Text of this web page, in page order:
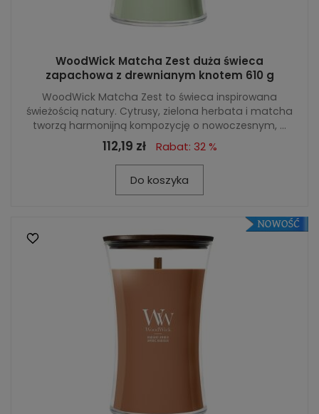
WoodWick Matcha Zest duża świeca
zapachowa z drewnianym knotem 610 g
WoodWick Matcha Zest to świeca inspirowana
świeżością natury. Cytrusy, zielona herbata i matcha
tworzą harmonijną kompozycję o nowoczesnym, ...
112,19 zł Rabat: 32 %
Do koszyka